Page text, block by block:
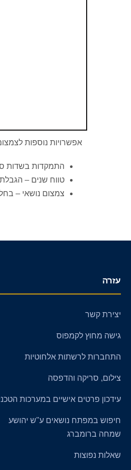
אפשרויות נוספות
התמקדות בשדות
טווח שנים – הגבלת
צמצום נושאי –
עזרה
יצירת קשר
גישה מחוץ לקמפוס
התחברות לרשתות אלחוטיות
צילום, סריקה והדפסה
עידכון פרטים אישיים במערכות
חיפוש במפתח נושאים ע"ש יהושע
שמחה ברומברג
שאלות נפוצות